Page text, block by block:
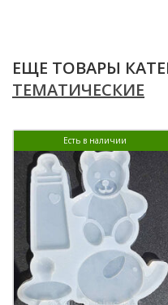
ЕЩЕ ТОВАРЫ
ТЕМАТИЧЕСКИЕ
Есть в наличии